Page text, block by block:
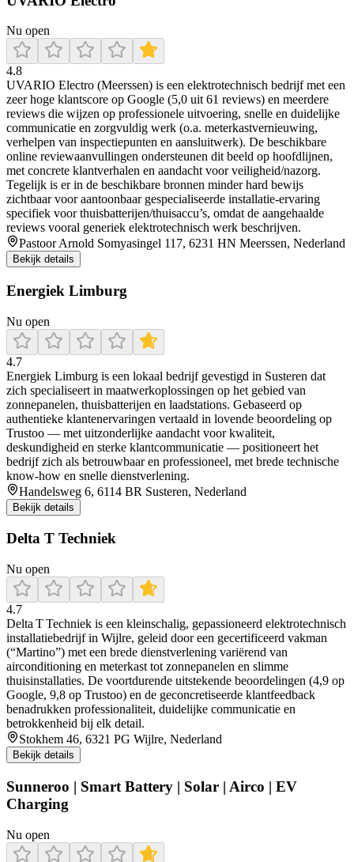
Nu open
4.8
UVARIO Electro (Meerssen) is een elektrotechnisch bedrijf met een
zeer hoge klantscore op Google (5,0 uit 61 reviews) en meerdere
reviews die wijzen op professionele uitvoering, snelle en duidelijke
communicatie en zorgvuldig werk (o.a. meterkastvernieuwing,
verhelpen van inspectiepunten en aansluitwerk). De beschikbare
online reviewaanvullingen ondersteunen dit beeld op hoofdlijnen,
met concrete klantverhalen en aandacht voor veiligheid/nazorg.
Tegelijk is er in de beschikbare bronnen minder hard bewijs
zichtbaar voor aantoonbaar gespecialiseerde installatie-ervaring
specifiek voor thuisbatterijen/thuisaccu’s, omdat de aangehaalde
reviews vooral generiek elektrotechnisch werk beschrijven.
Pastoor Arnold Somyasingel 117, 6231 HN Meerssen, Nederland
Bekijk details
Energiek Limburg
Nu open
4.7
Energiek Limburg is een lokaal bedrijf gevestigd in Susteren dat
zich specialiseert in maatwerkoplossingen op het gebied van
zonnepanelen, thuisbatterijen en laadstations. Gebaseerd op
authentieke klantenervaringen vertaald in lovende beoordeling op
Trustoo — met uitzonderlijke aandacht voor kwaliteit,
deskundigheid en sterke klantcommunicatie — positioneert het
bedrijf zich als betrouwbaar en professioneel, met brede technische
know-how en snelle dienstverlening.
Handelsweg 6, 6114 BR Susteren, Nederland
Bekijk details
Delta T Techniek
Nu open
4.7
Delta T Techniek is een kleinschalig, gepassioneerd elektrotechnisch
installatiebedrijf in Wijlre, geleid door een gecertificeerd vakman
(“Martino”) met een brede dienstverlening variërend van
airconditioning en meterkast tot zonnepanelen en slimme
thuisinstallaties. De voortdurende uitstekende beoordelingen (4,9 op
Google, 9,8 op Trustoo) en de geconcretiseerde klantfeedback
benadrukken professionaliteit, duidelijke communicatie en
betrokkenheid bij elk detail.
Stokhem 46, 6321 PG Wijlre, Nederland
Bekijk details
Sunneroo | Smart Battery | Solar | Airco | EV
Charging
Nu open